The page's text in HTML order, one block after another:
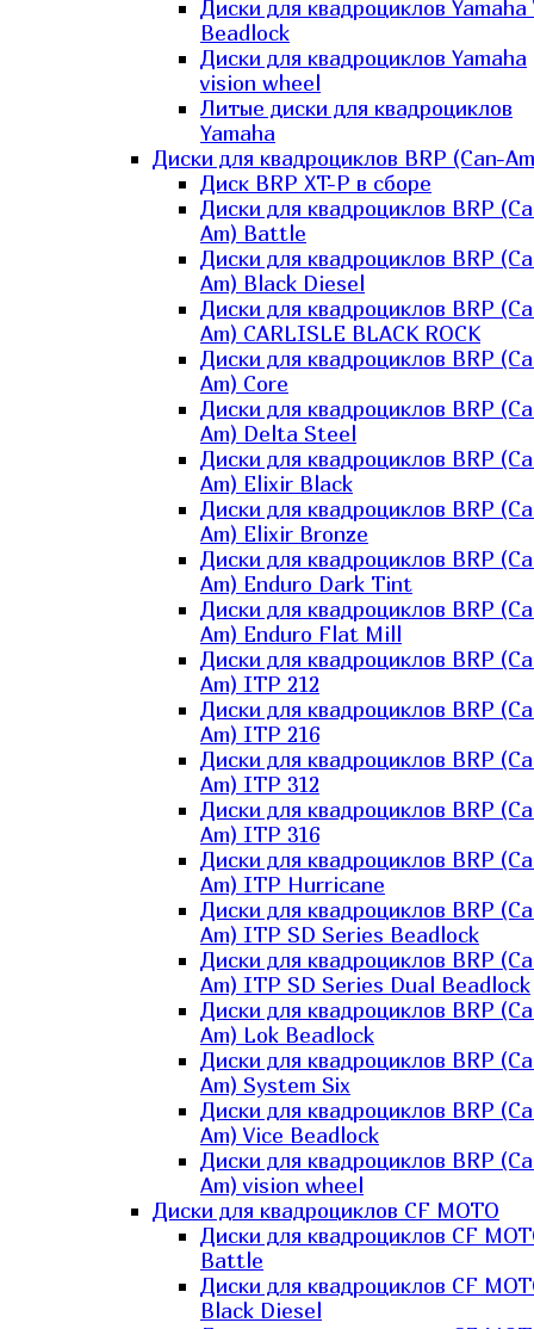
Диски для квадроциклов Yamaha
Beadlock
Диски для квадроциклов Yamaha
vision wheel
Литые диски для квадроциклов
Yamaha
Диски для квадроциклов BRP (Can-
Диск BRP XT-P в сборе
Диски для квадроциклов BRP
Am) Battle
Диски для квадроциклов BRP
Am) Black Diesel
Диски для квадроциклов BRP
Am) CARLISLE BLACK ROCK
Диски для квадроциклов BRP
Am) Core
Диски для квадроциклов BRP
Am) Delta Steel
Диски для квадроциклов BRP
Am) Elixir Black
Диски для квадроциклов BRP
Am) Elixir Bronze
Диски для квадроциклов BRP
Am) Enduro Dark Tint
Диски для квадроциклов BRP
Am) Enduro Flat Mill
Диски для квадроциклов BRP
Am) ITP 212
Диски для квадроциклов BRP
Am) ITP 216
Диски для квадроциклов BRP
Am) ITP 312
Диски для квадроциклов BRP
Am) ITP 316
Диски для квадроциклов BRP
Am) ITP Hurricane
Диски для квадроциклов BRP
Am) ITP SD Series Beadlock
Диски для квадроциклов BRP
Am) ITP SD Series Dual Beadlock
Диски для квадроциклов BRP
Am) Lok Beadlock
Диски для квадроциклов BRP
Am) System Six
Диски для квадроциклов BRP
Am) Vice Beadlock
Диски для квадроциклов BRP
Am) vision wheel
Диски для квадроциклов CF MOTO
Диски для квадроциклов CF
Battle
Диски для квадроциклов CF
Black Diesel